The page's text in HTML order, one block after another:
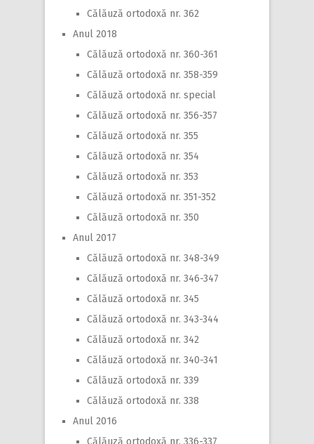
Călăuză ortodoxă nr. 362
Anul 2018
Călăuză ortodoxă nr. 360-361
Călăuză ortodoxă nr. 358-359
Călăuză ortodoxă nr. special
Călăuză ortodoxă nr. 356-357
Călăuză ortodoxă nr. 355
Călăuză ortodoxă nr. 354
Călăuză ortodoxă nr. 353
Călăuză ortodoxă nr. 351-352
Călăuză ortodoxă nr. 350
Anul 2017
Călăuză ortodoxă nr. 348-349
Călăuză ortodoxă nr. 346-347
Călăuză ortodoxă nr. 345
Călăuză ortodoxă nr. 343-344
Călăuză ortodoxă nr. 342
Călăuză ortodoxă nr. 340-341
Călăuză ortodoxă nr. 339
Călăuză ortodoxă nr. 338
Anul 2016
Călăuză ortodoxă nr. 336-337